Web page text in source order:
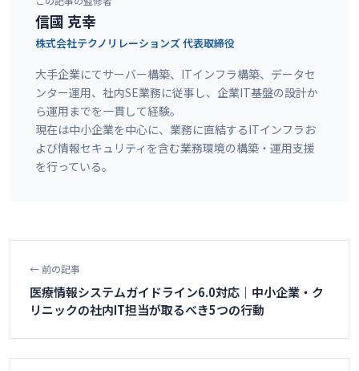
信國 克幸
株式会社テクノリレーションズ代表取締役
大手企業にてサーバー構築、ITインフラ構築、データセ
ンター運用、社内SE業務に従事し、企業IT基盤の設計か
ら運用までを一貫して経験。
現在は中小企業を中心に、業務に直結するITインフラお
よび情報セキュリティを含む業務環境の構築・運用支援
を行っている。
← 前の記事
医療情報システムガイドライン6.0対応｜中小企業・ク
リニックの社内IT担当が取るべき5つの行動